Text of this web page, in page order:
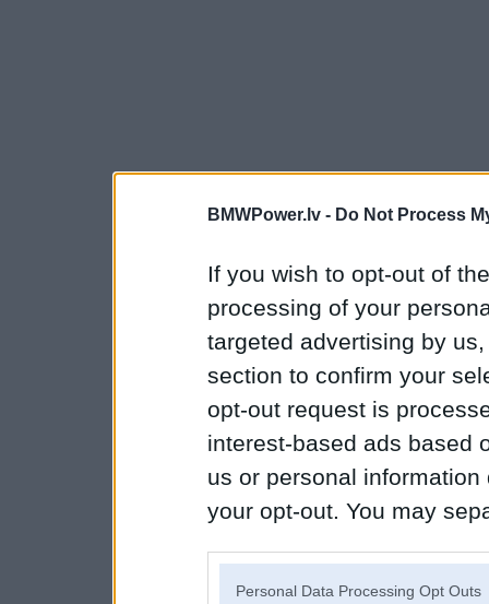
BMWPower.lv - Do Not Process
If you wish to opt-out of
processing of your
targeted advertising by
section to confirm your
opt-out request is
interest-based ads based
us or personal
your opt-out. You may
Personal Data Processing Opt Outs